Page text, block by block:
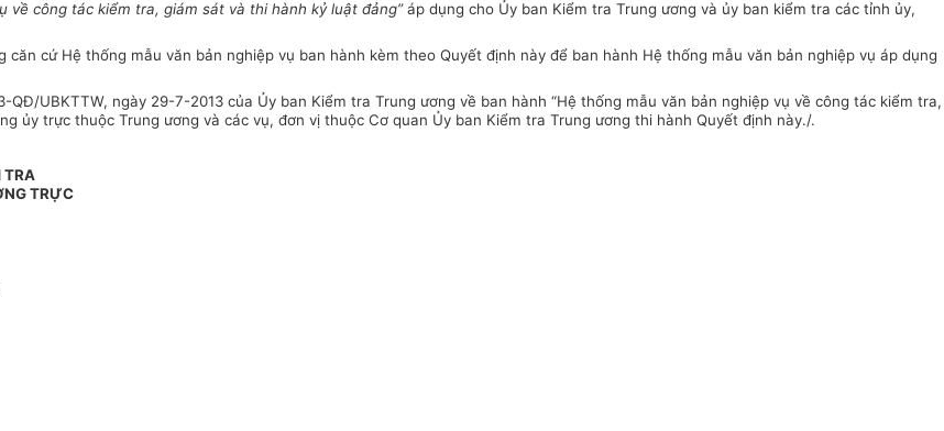
về công tác kiểm tra, giám sát và thi hành kỷ luật đảng”áp dụng cho Ủy ban Kiểm tra Trung ương và ủy ban kiểm tra các tỉnh ủy,
cứ Hệ thống mẫu văn bản nghiệp vụ ban hành kèm theo Quyết định này để ban hành Hệ thống mẫu văn bản nghiệp vụ áp dụng
UBKTTW, ngày 29-7-2013 của Ủy ban Kiểm tra Trung ương về ban hành “Hệ thống mẫu văn bản nghiệp vụ về công tác kiểm tra,
ủy trực thuộc Trung ương và các vụ, đơn vị thuộc Cơ quan Ủy ban Kiểm tra Trung ương thi hành Quyết định này./.
TRA
TRỰC